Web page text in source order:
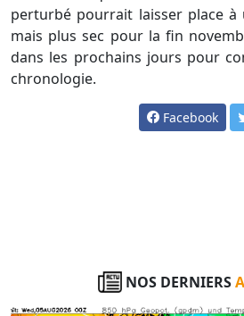
perturbé pourrait laisser place
mais plus sec pour la fin
dans les prochains jours pour
chronologie.
Facebook
NOS DERNIERS